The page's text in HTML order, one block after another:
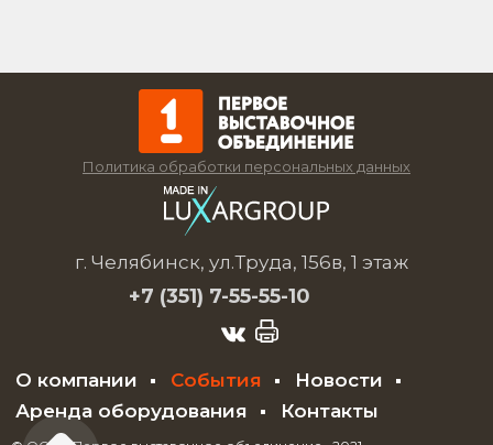
Политика обработки персональных данных
г. Челябинск, ул.Труда, 156в, 1 этаж
+7 (351) 7-55-55-10
О компании События
Новости
Аренда оборудования
Контакты